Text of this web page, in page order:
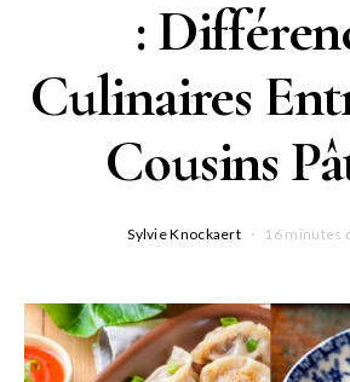
:
Culinaires
Cousins
Sylvie Knockaert 16 minutes